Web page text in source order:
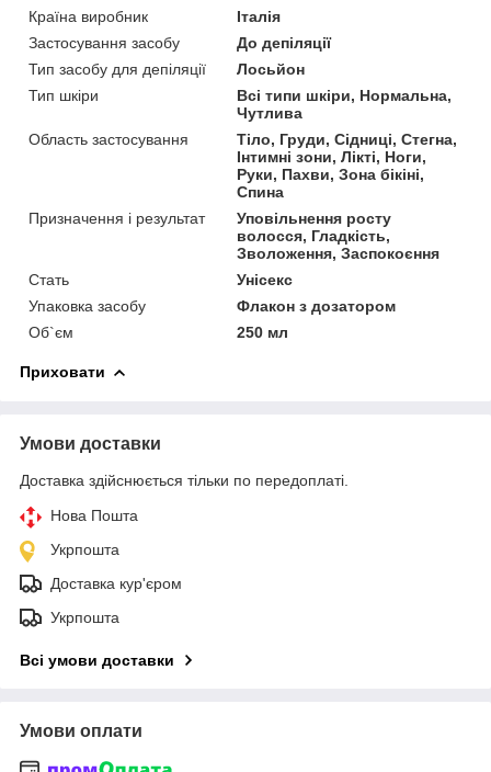
Країна виробник
Італія
Застосування засобу
До депіляції
Тип засобу для депіляції
Лосьйон
Тип шкіри
Всі типи шкіри, Нормальна,
Чутлива
Область застосування
Тіло, Груди, Сідниці, Стегна,
Інтимні зони, Лікті, Ноги,
Руки, Пахви, Зона бікіні,
Спина
Призначення і результат
Уповільнення росту
волосся, Гладкість,
Зволоження, Заспокоєння
Стать
Унісекс
Упаковка засобу
Флакон з дозатором
Об`єм
250 мл
Приховати
Умови доставки
Доставка здійснюється тільки по передоплаті.
Нова Пошта
Укрпошта
Доставка кур'єром
Укрпошта
Всі умови доставки
Умови оплати